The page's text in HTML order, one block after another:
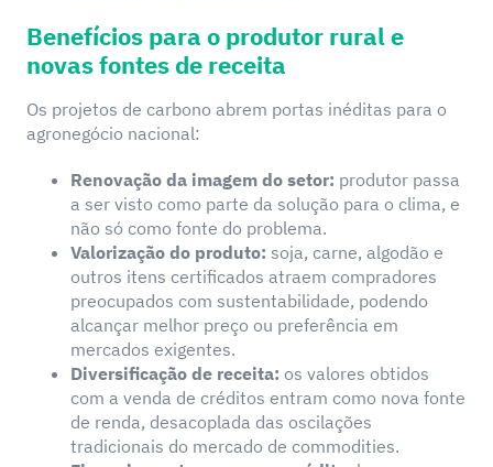
Benefícios para o produtor rural e
novas fontes de receita
Os projetos de carbono abrem portas inéditas para o
agronegócio nacional:
Renovação da imagem do setor: produtor passa
a ser visto como parte da solução para o clima, e
não só como fonte do problema.
Valorização do produto: soja, carne, algodão e
outros itens certificados atraem compradores
preocupados com sustentabilidade, podendo
alcançar melhor preço ou preferência em
mercados exigentes.
Diversificação de receita: os valores obtidos
com a venda de créditos entram como nova fonte
de renda, desacoplada das oscilações
tradicionais do mercado de commodities.